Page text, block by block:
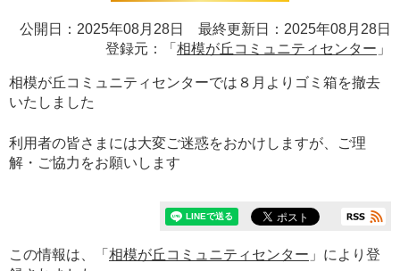
公開日：2025年08月28日 最終更新日：2025年08月28日
登録元：「 相模が丘コミュニティセンター 」
相模が丘コミュニティセンターでは８月よりゴミ箱を撤去
いたしました
利用者の皆さまには大変ご迷惑をおかけしますが、ご理
解・ご協力をお願いします
この情報は、「 相模が丘コミュニティセンター 」により登